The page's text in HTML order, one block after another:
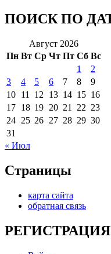
ПОИСК ПО
Август 2026
Пн Вт Ср Чт Пт Сб Вс
1
2
3
4 5 6 7 8
9
10 11 12 13 14 15 16
17 18 19 20 21 22 23
24 25 26 27 28 29 30
31
« Июл
Страницы
карта сайта
обратная связь
РЕГИСТРАЦИЯ